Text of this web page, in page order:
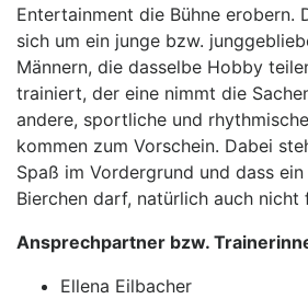
Entertainment die Bühne erobern.
sich um ein junge bzw.
Männern, die dasselbe Hobby
trainiert, der eine nimmt die
andere, sportliche und
kommen zum Vorschein. Dabei
Spaß im Vordergrund und dass
Bierchen darf, natürlich auch nicht
Ansprechpartner bzw.
Ellena Eilbacher